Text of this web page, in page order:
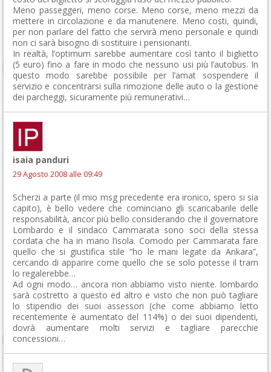
Meno passeggeri, meno corse. Meno corse, meno mezzi da
mettere in circolazione e da manutenere. Meno costi, quindi,
per non parlare del fatto che servirà meno personale e quindi
non ci sarà bisogno di sostituire i pensionanti.
In realtà, l’optimum sarebbe aumentare così tanto il biglietto
(5 euro) fino a fare in modo che nessuno usi più l’autobus. In
questo modo sarebbe possibile per l’amat sospendere il
servizio e concentrarsi sulla rimozione delle auto o la gestione
dei parcheggi, sicuramente più remunerativi…
isaia panduri
29 Agosto 2008 alle 09:49
Scherzi a parte (il mio msg precedente era ironico, spero si sia
capito), è bello vedere che cominciano gli scaricabarile delle
responsabilità, ancor più bello considerando che il governatore
Lombardo e il sindaco Cammarata sono soci della stessa
cordata che ha in mano l’isola. Comodo per Cammarata fare
quello che si giustifica stile “ho le mani legate da Ankara”,
cercando di apparire come quello che se solo potesse il tram
lo regalerebbe…
Ad ogni modo… ancora non abbiamo visto niente. lombardo
sarà costretto a questo ed altro e visto che non può tagliare
lo stipendio dei suoi assessori (che come abbiamo letto
recentemente è aumentato del 114%) o dei suoi dipendenti,
dovrà aumentare molti servizi e tagliare parecchie
concessioni…